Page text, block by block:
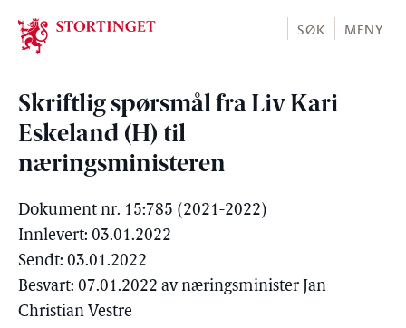
Stortinget.no
SØK MENY
Skriftlig spørsmål fra Liv Kari
Eskeland (H) til
næringsministeren
Dokument nr. 15:785 (2021-2022)
Innlevert: 03.01.2022
Sendt: 03.01.2022
Besvart: 07.01.2022 av næringsminister Jan
Christian Vestre